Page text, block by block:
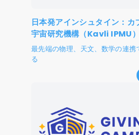
日本発アインシュタイン：カ
宇宙研究機構（Kavli IPMU）
最先端の物理、天文、数学の連携
る